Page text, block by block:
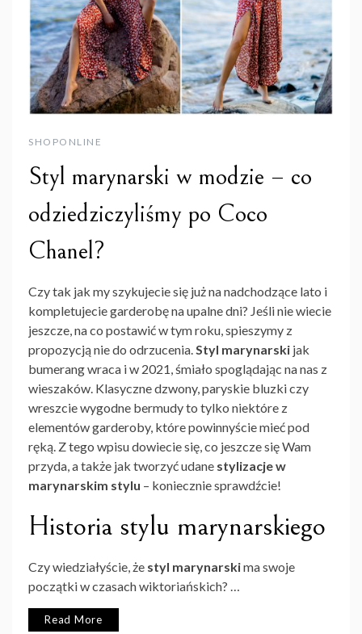
SHOPONLINE
Styl marynarski w modzie – co
odziedziczyliśmy po Coco
Chanel?
Czy tak jak my szykujecie się już na nadchodzące lato i
kompletujecie garderobę na upalne dni? Jeśli nie wiecie
jeszcze, na co postawić w tym roku, spieszymy z
propozycją nie do odrzucenia. Styl marynarski jak
bumerang wraca i w 2021, śmiało spoglądając na nas z
wieszaków. Klasyczne dzwony, paryskie bluzki czy
wreszcie wygodne bermudy to tylko niektóre z
elementów garderoby, które powinnyście mieć pod
ręką. Z tego wpisu dowiecie się, co jeszcze się Wam
przyda, a także jak tworzyć udane stylizacje w
marynarskim stylu – koniecznie sprawdźcie!
Historia stylu marynarskiego
Czy wiedziałyście, że styl marynarskima swoje
początki w czasach wiktoriańskich? …
Read More